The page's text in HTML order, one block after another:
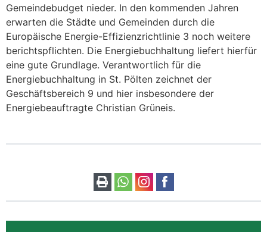
Gemeindebudget nieder. In den kommenden Jahren
erwarten die Städte und Gemeinden durch die
Europäische Energie-Effizienzrichtlinie 3 noch weitere
berichtspflichten. Die Energiebuchhaltung liefert hierfür
eine gute Grundlage. Verantwortlich für die
Energiebuchhaltung in St. Pölten zeichnet der
Geschäftsbereich 9 und hier insbesondere der
Energiebeauftragte Christian Grüneis.